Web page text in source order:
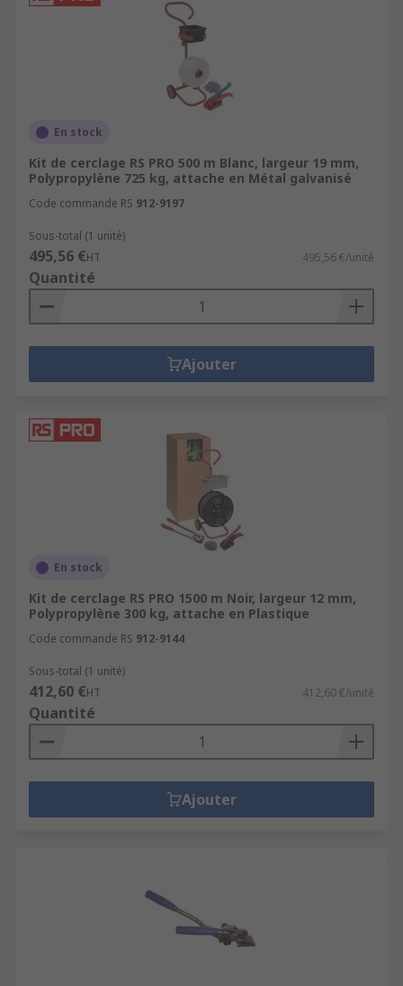
En stock
Kit de cerclage RS PRO 500 m Blanc, largeur 19 mm,
Polypropylène 725 kg, attache en Métal galvanisé
Code commande RS 912-9197
Sous-total (1 unité)
495,56 €HT 495,56 €/unité
Quantité
Ajouter
En stock
Kit de cerclage RS PRO 1500 m Noir, largeur 12 mm,
Polypropylène 300 kg, attache en Plastique
Code commande RS 912-9144
Sous-total (1 unité)
412,60 €HT 412,60 €/unité
Quantité
Ajouter